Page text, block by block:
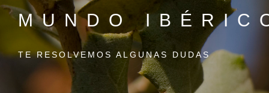
MUNDO
TE RESOLVEMOS ALGUNAS DUDAS